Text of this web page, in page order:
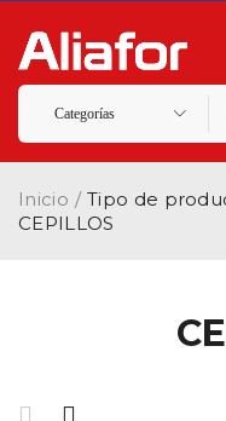
Inicio / Tipo de
CEPILLOS